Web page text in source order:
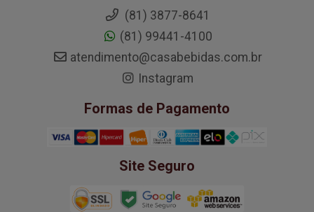
(81) 3877-8641
(81) 99441-4100
atendimento@casabebidas.com.br
Instagram
Formas de Pagamento
Site Seguro